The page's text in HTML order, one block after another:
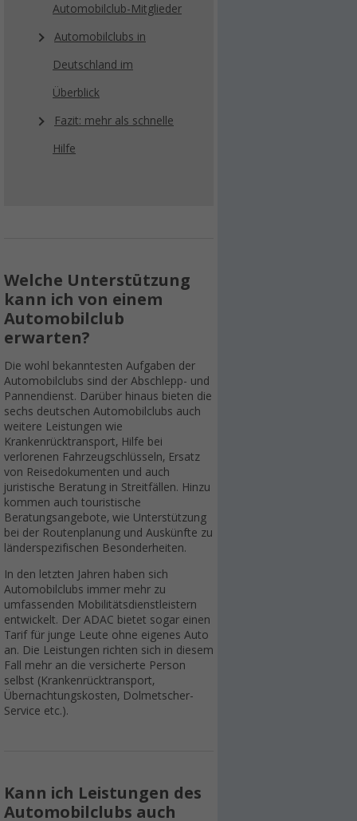
Automobilclub-Mitglieder
Automobilclubs in
Deutschland im
Überblick
Fazit: mehr als schnelle
Hilfe
Welche Unterstützung
kann ich von einem
Automobilclub
erwarten?
Die wohl bekanntesten Aufgaben der
Automobilclubs sind der Abschlepp- und
Pannendienst. Darüber hinaus bieten die
sechs deutschen Automobilclubs auch
weitere Leistungen wie
Krankenrücktransport, Hilfe bei
verlorenen Fahrzeugschlüsseln, Ersatz
von Reisedokumenten und auch
juristische Beratung in Streitfällen. Hinzu
kommen auch touristische
Beratungsangebote, wie Unterstützung
bei der Routenplanung und Auskünfte zu
länderspezifischen Besonderheiten.
In den letzten Jahren haben sich
Automobilclubs immer mehr zu
umfassenden Mobilitätsdienstleistern
entwickelt. Der ADAC bietet sogar einen
Tarif für junge Leute ohne eigenes Auto
an. Die Leistungen richten sich in diesem
Fall mehr an die versicherte Person
selbst (Krankenrücktransport,
Übernachtungskosten, Dolmetscher-
Service etc.).
Kann ich Leistungen des
Automobilclubs auch